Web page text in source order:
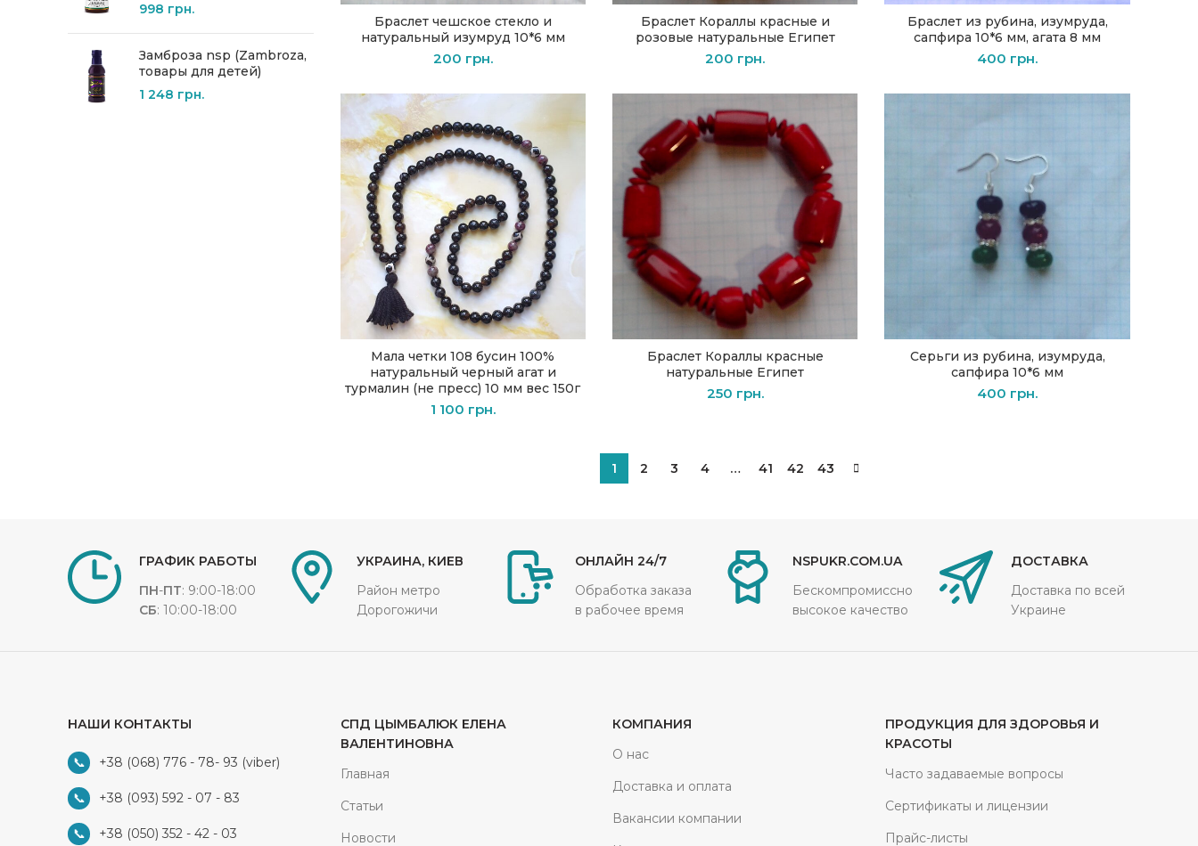
998 грн.
Замброза nsp (Zambroza,
товары для детей)
1 248 грн.
В КОРЗИНУ
Браслет чешское стекло и
натуральный изумруд 10*6 мм
200 грн.
В КОРЗИНУ
Браслет Кораллы красные и
розовые натуральные Египет
200 грн.
В КОРЗИНУ
Браслет из рубина, изумруда,
сапфира 10*6 мм, агата 8 мм
400 грн.
В КОРЗИНУ
Мала четки 108 бусин 100%
натуральный черный агат и
турмалин (не пресс) 10 мм вес 150г
1 100 грн.
В КОРЗИНУ
Браслет Кораллы красные
натуральные Египет
250 грн.
В КОРЗИНУ
Серьги из рубина, изумруда,
сапфира 10*6 мм
400 грн.
1 2 3 4 … 41 42 43
ГРАФИК РАБОТЫ
ПН-ПТ: 9:00-18:00
СБ: 10:00-18:00
УКРАИНА, КИЕВ
Район метро
Дорогожичи
ОНЛАЙН 24/7
Обработка заказа
в рабочее время
NSPUKR.COM.UA
Бескомпромиссно
высокое качество
ДОСТАВКА
Доставка по всей
Украине
НАШИ КОНТАКТЫ
+38 (068) 776 - 78- 93 (viber)
+38 (093) 592 - 07 - 83
+38 (050) 352 - 42 - 03
СПД ЦЫМБАЛЮК ЕЛЕНА
ВАЛЕНТИНОВНА
Главная
Статьи
Новости
КОМПАНИЯ
О нас
Доставка и оплата
Вакансии компании
ПРОДУКЦИЯ ДЛЯ ЗДОРОВЬЯ И
КРАСОТЫ
Часто задаваемые вопросы
Сертификаты и лицензии
Прайс-листы